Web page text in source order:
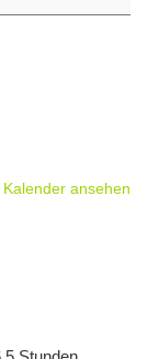
ansehen